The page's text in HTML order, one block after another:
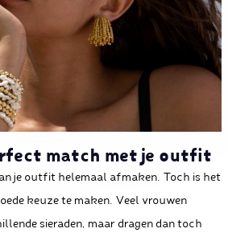
match met je outfit
je outfit helemaal afmaken. Toch is het
keuze te maken. Veel vrouwen
sieraden, maar dragen dan toch